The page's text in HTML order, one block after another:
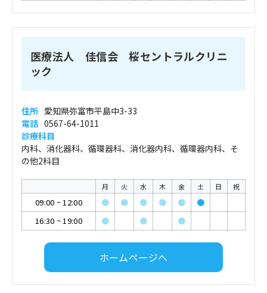
医療法人 佳信会 桜セントラルクリニ
ック
住所 愛知県弥富市平島中3-33
電話 0567-64-1011
診療科目
内科、消化器科、循環器科、消化器内科、循環器内科、そ
の他2科目
月 火 水 木 金 土 日 祝
09:00 ~12:00 ● ● ● ● ●
●
16:30 ~19:00 ● ● ●
ホームページへ